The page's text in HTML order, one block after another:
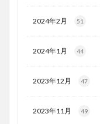
2024年2月 51
2024年1月 44
2023年12月 47
2023年11月 49